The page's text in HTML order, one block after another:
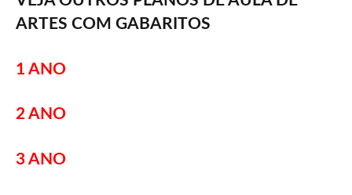
ARTES COM GABARITOS
1 ANO
2 ANO
3 ANO